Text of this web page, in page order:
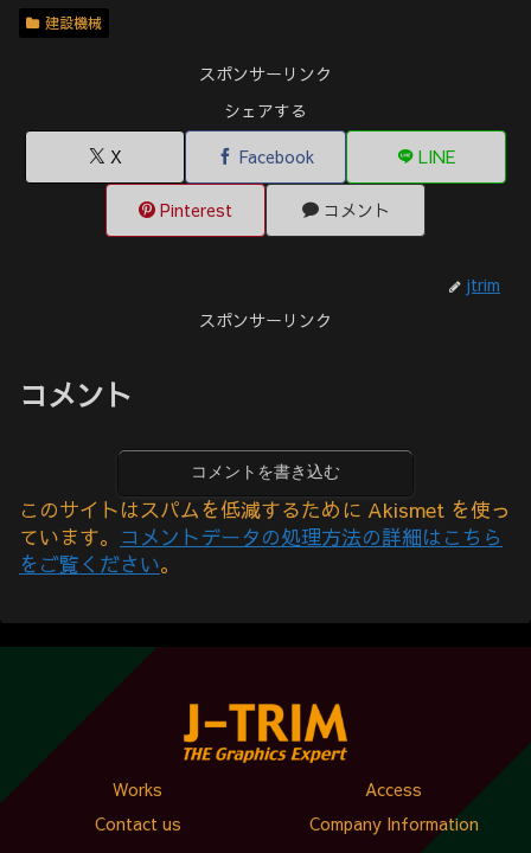
建設機械
スポンサーリンク
シェアする
X
Facebook LINE
Pinterest コメント
jtrim
スポンサーリンク
コメント
コメントを書き込む
このサイトはスパムを低減するために Akismet を使っ
ています。 コメントデータの処理方法の詳細はこちら
をご覧ください。
Works
Access
Contact us
Company Information